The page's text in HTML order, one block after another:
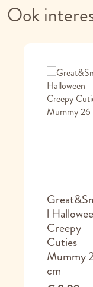
Ook
l
Creepy
Cuties
Mummy
cm